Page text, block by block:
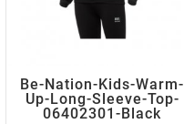
Be-Nation-Kids-Warm-
Up-Long-Sleeve-Top-
06402301-Black